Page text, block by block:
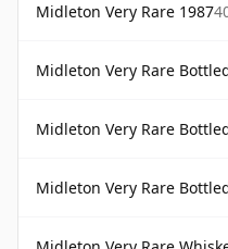
Midleton Very Rare 1987
Midleton Very Rare
Midleton Very Rare
Midleton Very Rare